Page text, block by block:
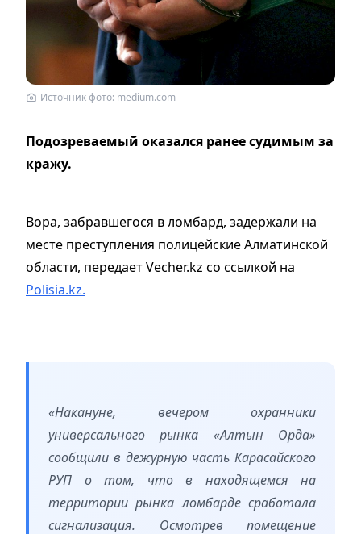
Источник фото: medium.com
Подозреваемый оказался ранее судимым за
кражу.
Вора, забравшегося в ломбард, задержали на
месте преступления полицейские Алматинской
области, передает Vecher.kz со ссылкой на
Polisia.kz.
«Накануне, вечером охранники
универсального рынка «Алтын Орда»
сообщили в дежурную часть Карасайского
РУП о том, что в находящемся на
территории рынка ломбарде сработала
сигнализация. Осмотрев помещение